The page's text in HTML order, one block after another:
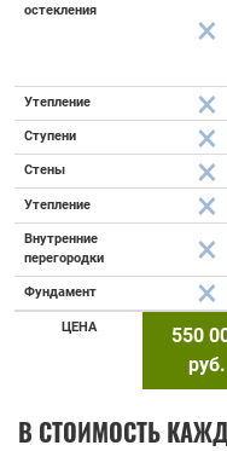
остекления
Утепление
Ступени
Стены
Утепление
Внутренние
перегородки
Фундамент
ЦЕНА
550
руб.
В СТОИМОСТЬ